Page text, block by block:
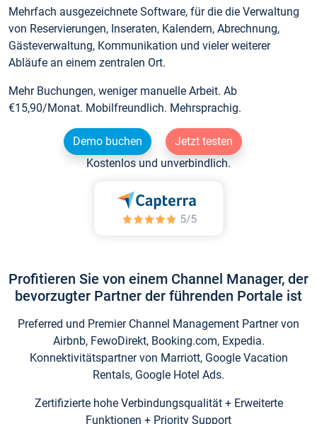
Mehrfach ausgezeichnete Software, für die die Verwaltung
von Reservierungen, Inseraten, Kalendern, Abrechnung,
Gästeverwaltung, Kommunikation und vieler weiterer
Abläufe an einem zentralen Ort.
Mehr Buchungen, weniger manuelle Arbeit. Ab
€15,90/Monat. Mobilfreundlich. Mehrsprachig.
Demo buchen
Jetzt testen
Kostenlos und unverbindlich.
Profitieren Sie von einem Channel Manager, der
bevorzugter Partner der führenden Portale ist
Preferred und Premier Channel Management Partner von
Airbnb, FewoDirekt, Booking.com, Expedia.
Konnektivitätspartner von Marriott, Google Vacation
Rentals, Google Hotel Ads.
Zertifizierte hohe Verbindungsqualität + Erweiterte
Funktionen + Priority Support